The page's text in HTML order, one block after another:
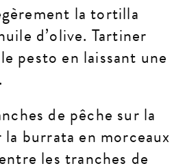
la tortilla
d’olive. Tartiner
pesto en laissant une
de pêche sur la
burrata en morceaux
les tranches de